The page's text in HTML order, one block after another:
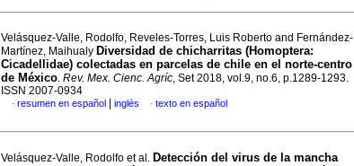
Velásquez-Valle, Rodolfo, Reveles-Torres, Luis Roberto and Fernández-
Martínez, Maihualy Diversidad de chicharritas (Homoptera:
Cicadellidae) colectadas en parcelas de chile en el norte-centro
de México. Rev. Mex. Cienc. Agríc, Set 2018, vol.9, no.6, p.1289-1293.
ISSN 2007-0934
· resumen en español inglés · texto en español
Velásquez-Valle, Rodolfo et al. Detección del virus de la mancha